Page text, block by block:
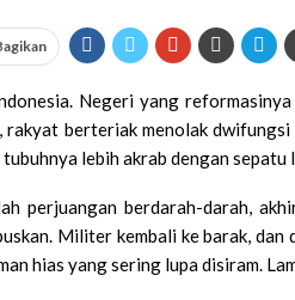
Negeri yang
rakyat berteriak menolak
lebih akrab dengan sepatu
perjuangan berdarah-darah,
Militer kembali ke barak,
hias yang sering lupa disiram.